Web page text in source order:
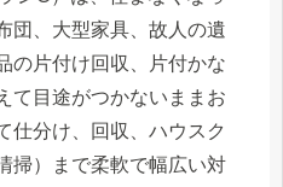
団、大型家具、故人の遺
の片付け回収、片付かな
て目途がつかないままお
仕分け、回収、ハウスク
掃）まで柔軟で幅広い対